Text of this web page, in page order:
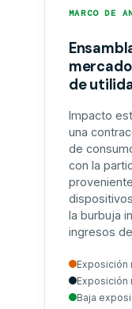
MARCO DE
de
Impacto
una
de
con la
la burbuja
ingresos
Exposición
Exposición
Baja